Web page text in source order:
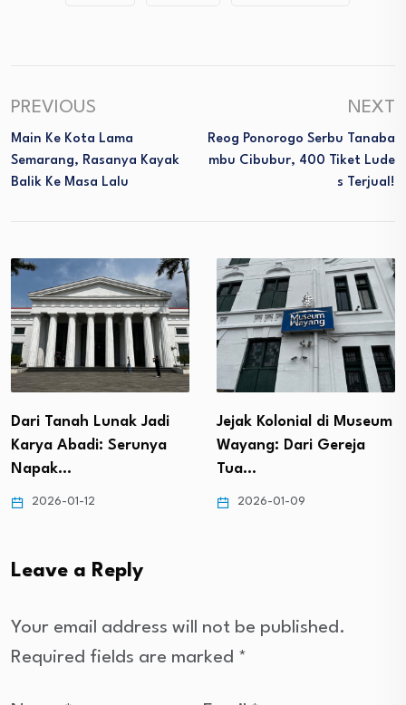
PREVIOUS
Main Ke Kota Lama
Semarang, Rasanya Kayak
Balik Ke Masa Lalu
NEXT
Reog Ponorogo Serbu Tanaba
Mbu Cibubur, 400 Tiket Lude
S Terjual!
Jadi
Jejak Kolonial di Museum
Wayang: Dari Gereja
Embung
Gunungnya
Leave a Reply
Your email address will not be published.
Required fields are marked *